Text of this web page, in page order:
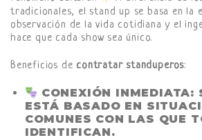
tradicionales, el stand up se basa en la
observación de la vida cotidiana y el
hace que cada show sea único.
Beneficios de contratar standuperos:
CONEXIÓN INMEDIATA:
ESTÁ BASADO EN
COMUNES CON LAS QUE
IDENTIFICAN.